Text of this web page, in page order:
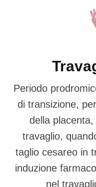
Periodo
di transizione,
della
travaglio,
taglio cesareo in
induzione
nel